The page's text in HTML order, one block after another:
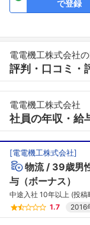
で登録
電電機工株式会社
評判・口コミ・
電電機工株式会社
社員の年収・給
[電電機工株式会社]
物流 39歳男
与（ボーナス）
中途入社 10年以上 (投稿
1.7
2016